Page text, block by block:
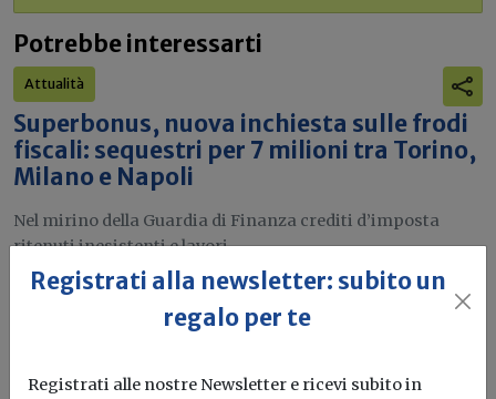
Potrebbe interessarti
Attualità
Superbonus, nuova inchiesta sulle frodi
fiscali: sequestri per 7 milioni tra Torino,
Milano e Napoli
Nel mirino della Guardia di Finanza crediti d’imposta
ritenuti inesistenti e lavori...
Superbonus 110 Frode Incentivi fiscali
Attualità
Registrati alla newsletter: subito un
regalo per te
Registrati alle nostre Newsletter e ricevi subito in